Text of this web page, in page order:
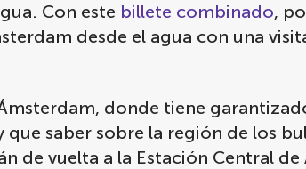
Con este billete combinado,
desde el agua con una
donde tiene
saber sobre la región de los
de vuelta a la Estación Central